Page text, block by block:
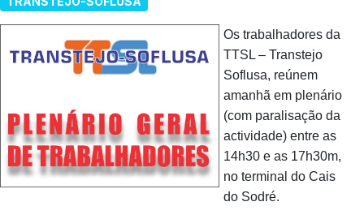
Os trabalhadores da
TTSL – Transtejo
Soflusa, reúnem
amanhã em plenário
(com paralisação da
actividade) entre as
14h30 e as 17h30m,
no terminal do Cais
do Sodré.